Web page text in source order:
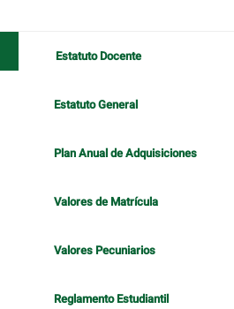
Estatuto Docente
Estatuto General
Plan Anual de Adquisiciones
Valores de Matrícula
Valores Pecuniarios
Reglamento Estudiantil